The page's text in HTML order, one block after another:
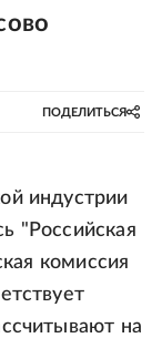
ПОДЕЛИТЬСЯ
индустрии
"Российская
комиссия
на